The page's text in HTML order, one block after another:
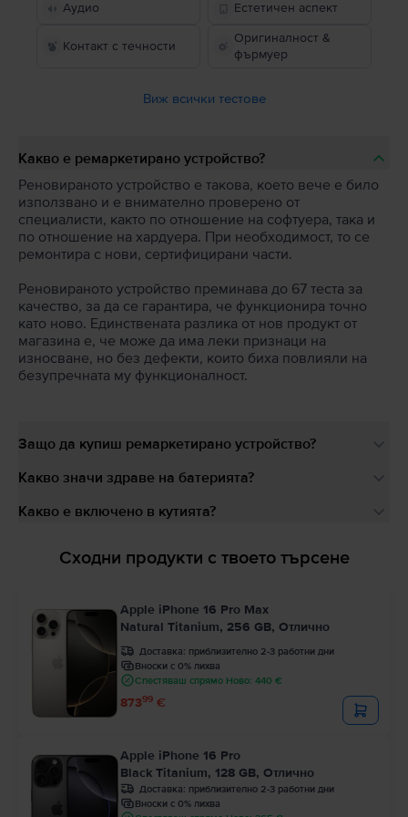
Аудио Естетичен аспект
Контакт с течности
Оригиналност &
фърмуер
Виж всички тестове
Какво е ремаркетирано устройство?
Реновираното устройство е такова, което вече е било
използвано и е внимателно проверено от
специалисти, както по отношение на софтуера, така и
по отношение на хардуера. При необходимост, то се
ремонтира с нови, сертифицирани части.
Реновираното устройство преминава до 67 теста за
качество, за да се гарантира, че функционира точно
като ново. Единствената разлика от нов продукт от
магазина е, че може да има леки признаци на
износване, но без дефекти, които биха повлияли на
безупречната му функционалност.
Защо да купиш ремаркетирано устройство?
Какво значи здраве на батерията?
Какво е включено в кутията?
Сходни продукти с твоето търсене
Apple iPhone 16 Pro Max
Natural Titanium, 256 GB, Отлично
Доставка: приблизително 2-3 работни дни
Вноски с 0% лихва
Спестяваш спрямо Ново: 440 €
87399 €
Apple iPhone 16 Pro
Black Titanium, 128 GB, Отлично
Доставка: приблизително 2-3 работни дни
Вноски с 0% лихва